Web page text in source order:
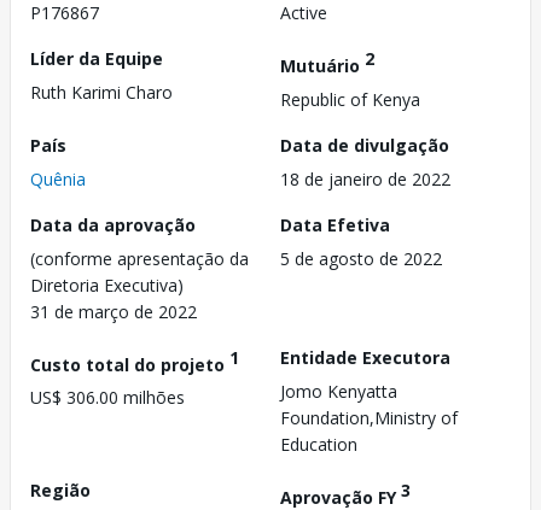
P176867
Active
Líder da Equipe
Ruth Karimi Charo
Mutuário 2
Republic of Kenya
País
Quênia
Data de divulgação
18 de janeiro de 2022
Data da aprovação
(conforme apresentação da
Diretoria Executiva)
31 de março de 2022
Data Efetiva
5 de agosto de 2022
Custo total do projeto 1
US$ 306.00 milhões
Entidade Executora
Jomo Kenyatta
Foundation,Ministry of
Education
Região
Aprovação FY3